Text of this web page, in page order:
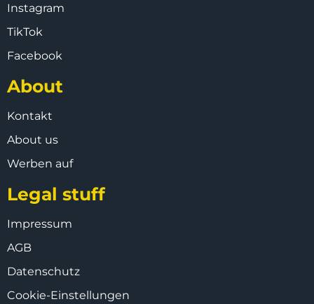
Instagram
TikTok
Facebook
About
Kontakt
About us
Werben auf
Legal stuff
Impressum
AGB
Datenschutz
Cookie-Einstellungen